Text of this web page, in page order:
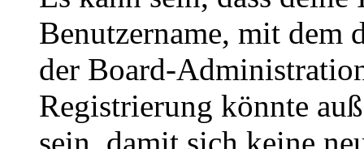
Benutzername, mit dem
der Board-
Registrierung könnte
sein, damit sich keine